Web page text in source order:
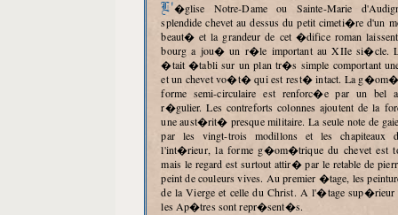
L'�glise Notre-Dame ou Sainte-Marie d'Audignon dresse son
splendide chevet au dessus du petit cimeti�re d'un
beaut� et la grandeur de cet �difice roman
bourg a jou� un r�le important au XIIe si�cle.
�tait �tabli sur un plan tr�s simple comportant
et un chevet vo�t� qui est rest� intact. La
forme semi-circulaire est renforc�e par un bel
r�gulier. Les contreforts colonnes ajoutent de la
une aust�rit� presque militaire. La seule note de
par les vingt-trois modillons et les chapiteaux
l'int�rieur, la forme g�om�trique du chevet est
mais le regard est surtout attir� par le retable de
peint de couleurs vives. Au premier �tage, les
de la Vierge et celle du Christ. A l'�tage
les Ap�tres sont repr�sent�s.